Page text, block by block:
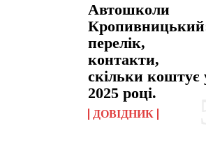
Автошколи
перелік,
контакти,
скільки коштує
2025 році.
ДОВІДНИК